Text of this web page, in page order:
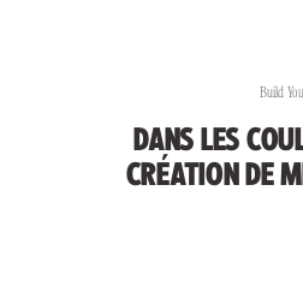
DANS LES
CRÉATION DE
Build